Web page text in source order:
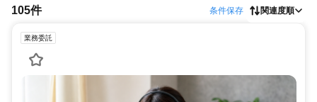
105件 条件保存 関連度順
業務委託